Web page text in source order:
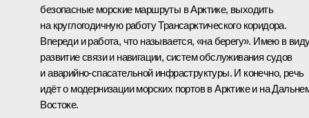
безопасные морские маршруты в Арктике, выходить
на круглогодичную работу Трансарктического коридора.
Впереди и работа, что называется, «на берегу». Имею в
развитие связи и навигации, систем обслуживания судов
и аварийно-спасательной инфраструктуры. И конечно, речь
идёт о модернизации морских портов в Арктике и на
Востоке.